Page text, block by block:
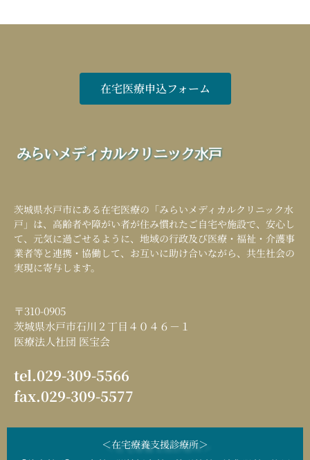
在宅医療申込フォーム
茨城県水戸市にある在宅医療の「みらいメディカルクリニック水
戸 」は、高齢者や障がい者が住み慣れたご自宅や施設で、安心し
て、元気に過ごせるように、地域の行政及び医療・福祉・介護事
業者等と連携・協働して、お互いに助け合いながら、共生社会の
実現に寄与します。
〒310-0905
茨城県水戸市石川２丁目４０４６－１
医療法人社団 医宝会
tel.029-309-5566
fax.029-309-5577
＜在宅療養支援診療所＞